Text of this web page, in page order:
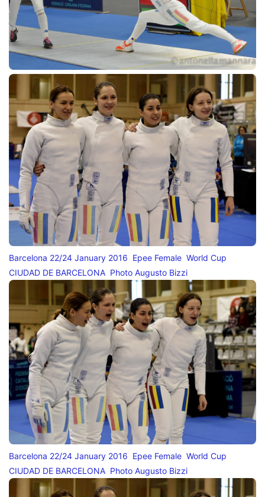
Barcelona 22/24 January 2016 Epee Female World Cup
CIUDAD DE BARCELONA Photo Augusto Bizzi
Barcelona 22/24 January 2016 Epee Female World Cup
CIUDAD DE BARCELONA Photo Augusto Bizzi